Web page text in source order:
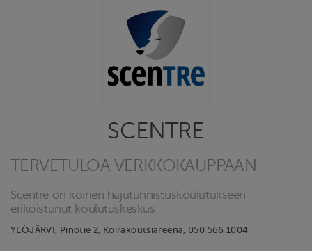
SCENTRE
TERVETULOA VERKKOKAUPPAAN
Scentre on koirien hajutunnistuskoulutukseen
erikoistunut koulutuskeskus
YLÖJÄRVI, Pinotie 2, Koirakoutsiareena, 050 566 1004